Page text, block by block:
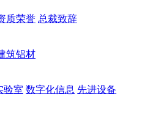
质荣誉 总裁致辞
筑铝材
验室 数字化信息 先进设备